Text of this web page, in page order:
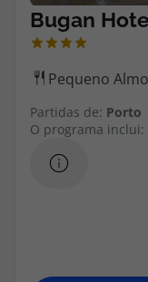
Partidas de: Porto
O programa inclui: